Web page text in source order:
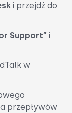
i przejdź do
Support” i
w
przepływów